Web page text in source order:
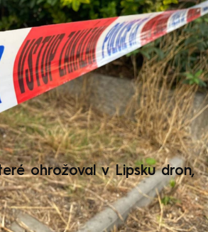
ohrožoval v Lipsku dron,